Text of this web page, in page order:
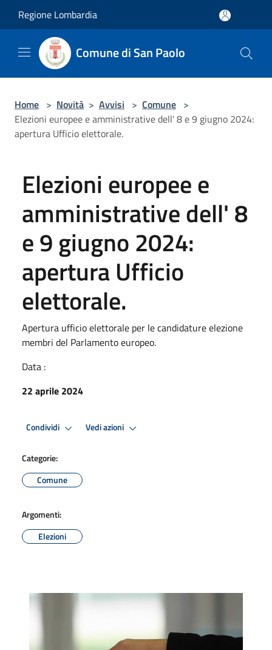
Regione Lombardia
Comune di San Paolo
Home > Novità > Avvisi > Comune >
Elezioni europee e amministrative dell' 8 e 9 giugno 2024:
apertura Ufficio elettorale.
Elezioni europee e
amministrative dell' 8
e 9 giugno 2024:
apertura Ufficio
elettorale.
Apertura ufficio elettorale per le candidature elezione
membri del Parlamento europeo.
Data :
22 aprile 2024
Condividi Vedi azioni
Categorie:
Comune
Argomenti:
Elezioni